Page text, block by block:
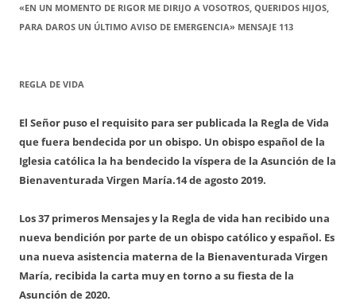
«EN UN MOMENTO DE RIGOR ME DIRIJO A VOSOTROS, QUERIDOS HIJOS,
PARA DAROS UN ÚLTIMO AVISO DE EMERGENCIA» MENSAJE 113
REGLA DE VIDA
El Señor puso el requisito para ser publicada la Regla de Vida
que fuera bendecida por un obispo. Un obispo español de la
Iglesia católica la ha bendecido la víspera de la Asunción de la
Bienaventurada Virgen María.14 de agosto 2019.
Los 37 primeros Mensajes y la Regla de vida han recibido una
nueva bendición por parte de un obispo católico y español. Es
una nueva asistencia materna de la Bienaventurada Virgen
María, recibida la carta muy en torno a su fiesta de la
Asunción de 2020.